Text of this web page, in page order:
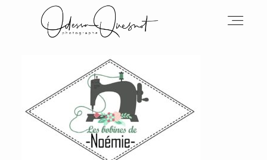
INFOS
MON TRAVAIL